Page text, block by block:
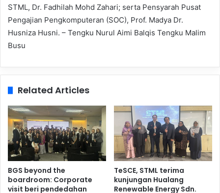
STML, Dr. Fadhilah Mohd Zahari; serta Pensyarah Pusat
Pengajian Pengkomputeran (SOC), Prof. Madya Dr.
Husniza Husni. – Tengku Nurul Aimi Balqis Tengku Malim
Busu
Related Articles
BGS beyond the
boardroom: Corporate
visit beri pendedahan
TeSCE, STML terima
kunjungan Hualang
Renewable Energy Sdn.